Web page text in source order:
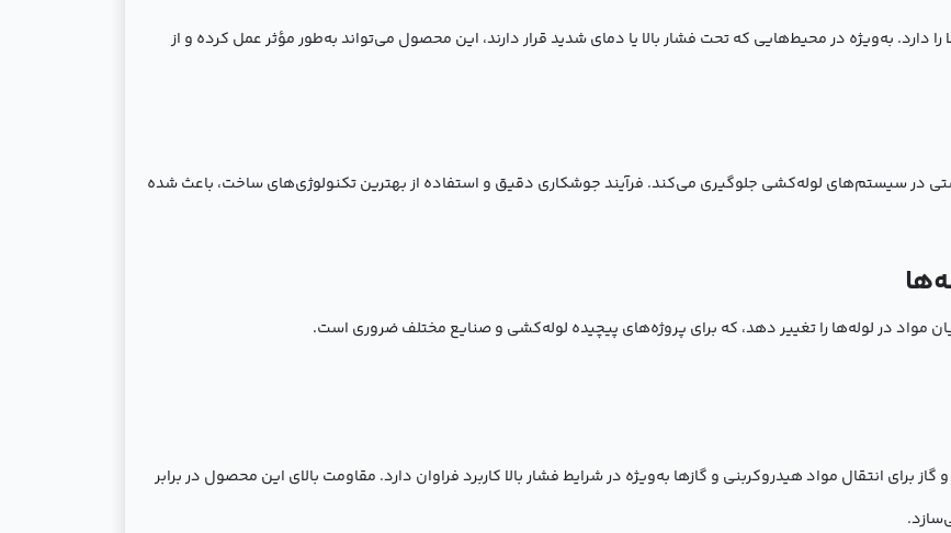
دارد. به‌ویژه در محیط‌هایی که تحت فشار بالا یا دمای شدید قرار دارند، این محصول می‌تواند به‌طور مؤثر عمل کرده و از
در سیستم‌های لوله‌کشی جلوگیری می‌کند. فرآیند جوشکاری دقیق و استفاده از بهترین تکنولوژی‌های ساخت، باعث شده
نفت و گاز برای انتقال مواد هیدروکربنی و گازها به‌ویژه در شرایط فشار بالا کاربرد فراوان دارد. مقاومت بالای این محصول در برابر